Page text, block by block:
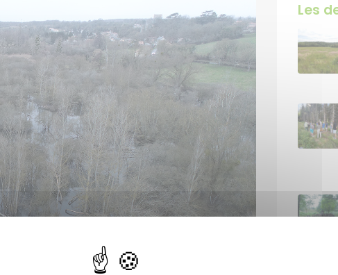
Les